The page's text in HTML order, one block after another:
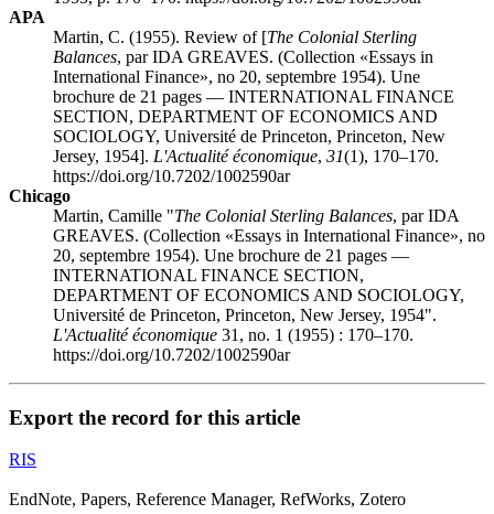
APA
Martin, C. (1955). Review of [The Colonial Sterling
Balances, par IDA GREAVES. (Collection «Essays in
International Finance», no 20, septembre 1954). Une
brochure de 21 pages — INTERNATIONAL FINANCE
SECTION, DEPARTMENT OF ECONOMICS AND
SOCIOLOGY, Université de Princeton, Princeton, New
Jersey, 1954]. L'Actualité économique, 31(1), 170–170.
https://doi.org/10.7202/1002590ar
Chicago
Martin, Camille "The Colonial Sterling Balances, par IDA
GREAVES. (Collection «Essays in International Finance», no
20, septembre 1954). Une brochure de 21 pages —
INTERNATIONAL FINANCE SECTION,
DEPARTMENT OF ECONOMICS AND SOCIOLOGY,
Université de Princeton, Princeton, New Jersey, 1954".
L'Actualité économique 31, no. 1 (1955) : 170–170.
https://doi.org/10.7202/1002590ar
Export the record for this article
RIS
EndNote, Papers, Reference Manager, RefWorks, Zotero